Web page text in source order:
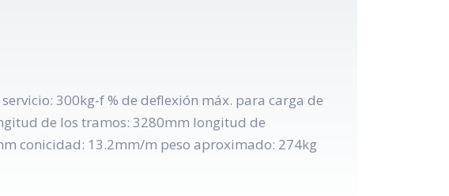
300kg-f % de deflexión máx. para carga de
de los tramos: 3280mm longitud de
conicidad: 13.2mm/m peso aproximado: 274kg